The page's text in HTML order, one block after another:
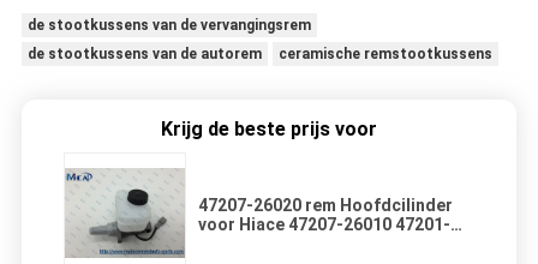
de stootkussens van de vervangingsrem
de stootkussens van de autorem
ceramische remstootkussens
Krijg de beste prijs voor
47207-26020 rem Hoofdcilinder
voor Hiace 47207-26010 47201-